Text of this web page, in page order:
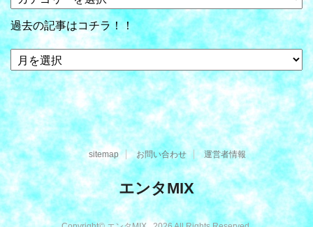
テ
ゴ
リ
ー
は
コ
チ
ラ！！
過去の記事はコチラ！！
過
去
の
記
事
は
コ
チ
ラ！！
sitemap お問い合わせ 運営者情報
エンタMIX